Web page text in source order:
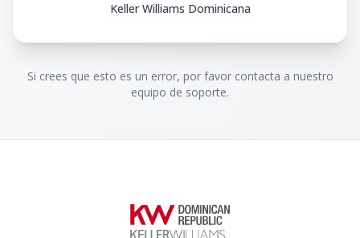
Keller Williams Dominicana
Si crees que esto es un error, por favor contacta a nuestro
equipo de soporte.